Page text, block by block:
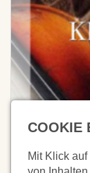
COOKIE
Mit Klick